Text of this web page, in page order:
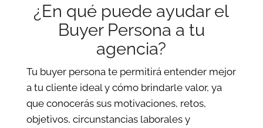
¿En qué puede ayudar el
Buyer Persona a tu
agencia?
Tu buyer persona te permitirá entender mejor
a tu cliente ideal y cómo brindarle valor, ya
que conocerás sus motivaciones, retos,
objetivos, circunstancias laborales y